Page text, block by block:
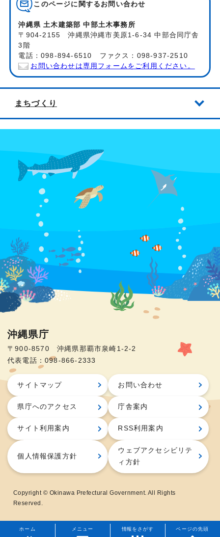
このページに関する お問い合わせ
沖縄県 土木建築部 中部土木事務所
〒904-2155 沖縄県沖縄市美原1-6-34 中部合同庁舎
3階
電話：098-894-6510 ファクス：098-937-2510
お問い合わせは専用フォームをご利用ください。
まちづくり
メニュー
ホーム 情報をさがす ページの先頭
沖縄県庁
〒900-8570 沖縄県那覇市泉崎1-2-2
代表電話：098-866-2333
サイトマップ お問い合わせ
県庁へのアクセス 庁舎案内
サイト利用案内 RSS利用案内
個人情報保護方針
ウェブアクセシビリテ
ィ方針
Copyright © Okinawa Prefectural Government. All Rights
Reserved.